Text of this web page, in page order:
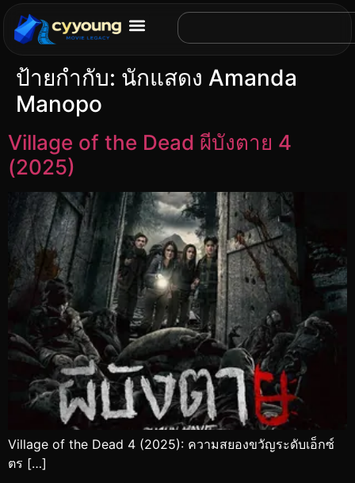
ป้ายกำกับ: นักแสดง Amanda
Manopo
Village of the Dead ผีบังตาย 4
(2025)
Village of the Dead 4 (2025): ความสยองขวัญระดับเอ็กซ์
ตร […]